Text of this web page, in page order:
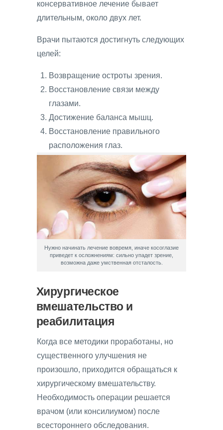
консервативное лечение бывает
длительным, около двух лет.
Врачи пытаются достигнуть следующих
целей:
Возвращение остроты зрения.
Восстановление связи между
глазами.
Достижение баланса мышц.
Восстановление правильного
расположения глаз.
Нужно начинать лечение вовремя, иначе косоглазие
приведет к осложнениям: сильно упадет зрение,
возможна даже умственная отсталость.
Хирургическое
вмешательство и
реабилитация
Когда все методики проработаны, но
существенного улучшения не
произошло, приходится обращаться к
хирургическому вмешательству.
Необходимость операции решается
врачом (или консилиумом) после
всестороннего обследования.